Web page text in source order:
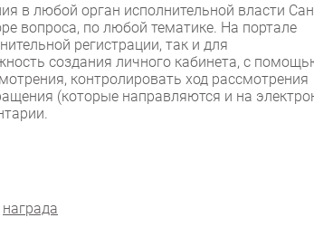
в любой орган исполнительной власти
вопроса, по любой тематике. На портале
регистрации, так и для
создания личного кабинета, с
контролировать ход рассмотрения
(которые направляются и на
награда